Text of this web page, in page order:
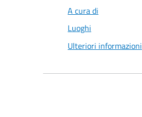
A cura di
Luoghi
Ulteriori informazioni